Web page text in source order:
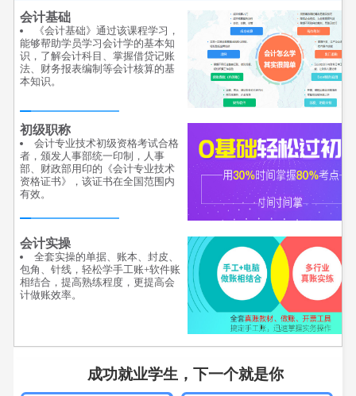
会计基础
《会计基础》通过该课程学习，
能够帮助学员学习会计学的基本知
识，了解会计科目、掌握借贷记账
法、财务报表编制等会计核算的基
本知识。
初级职称
会计专业技术初级资格考试合格
者，颁发人事部统一印制，人事
部、财政部用印的《会计专业技术
资格证书》，该证书在全国范围内
有效。
会计实操
全套实操的单据、账本、封皮、
包角、针线，轻松学手工账+软件账
相结合，提高熟练程度，更提高会
计做账效率。
成功就业学生，下一个就是你